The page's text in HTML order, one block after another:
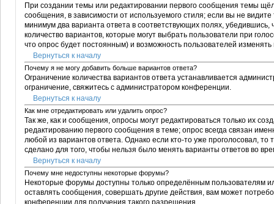
При создании темы или редактировании первого сообщения темы
сообщения, в зависимости от используемого стиля; если вы не
минимум два варианта ответа в соответствующих полях,
количество вариантов, которые могут выбрать пользователи при
что опрос будет постоянным) и возможность пользователей
Вернуться к началу
Почему я не могу добавить больше вариантов ответа?
Ограничение количества вариантов ответа устанавливается
ограничение, свяжитесь с администратором конференции.
Вернуться к началу
Как мне отредактировать или удалить опрос?
Так же, как и сообщения, опросы могут редактироваться только их
редактированию первого сообщения в теме; опрос всегда связан
любой из вариантов ответа. Однако если кто-то уже проголосовал,
сделано для того, чтобы нельзя было менять варианты ответов во
Вернуться к началу
Почему мне недоступны некоторые форумы?
Некоторые форумы доступны только определённым пользователям
оставлять сообщения, совершать другие действия, вам может
конференции для получения такого разрешения.